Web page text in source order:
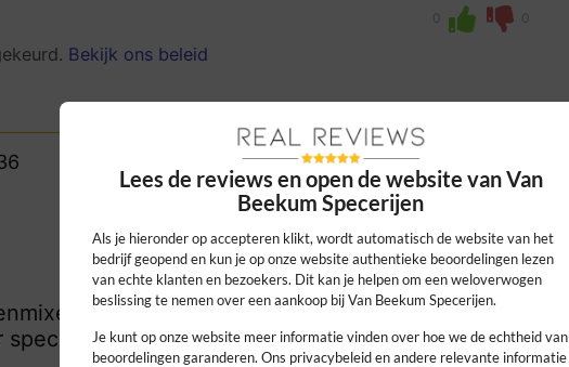
0 0
Bekijk ons beleid
en de BBQ producten zijn echt een
specerijen en gedroogde groente!
Lees de reviews en open de website van Van
Beekum Specerijen
Als je hieronder op accepteren klikt, wordt automatisch de website van het
bedrijf geopend en kun je op onze website authentieke beoordelingen lezen
van echte klanten en bezoekers. Dit kan je helpen om een weloverwogen
beslissing te nemen over een aankoop bij Van Beekum Specerijen.
Je kunt op onze website meer informatie vinden over hoe we de echtheid van
beoordelingen garanderen. Ons privacybeleid en andere relevante informatie